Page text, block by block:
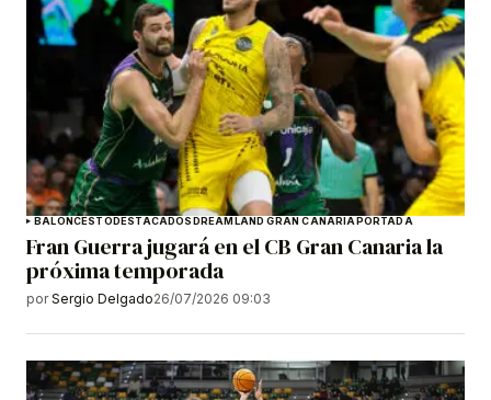
BALONCESTO DESTACADOS DREAMLAND GRAN CANARIA PORTADA
Fran Guerra jugará en el CB Gran Canaria la
próxima temporada
por Sergio Delgado26/07/2026 09:03